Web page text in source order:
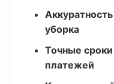
уборка
Точные
платежей